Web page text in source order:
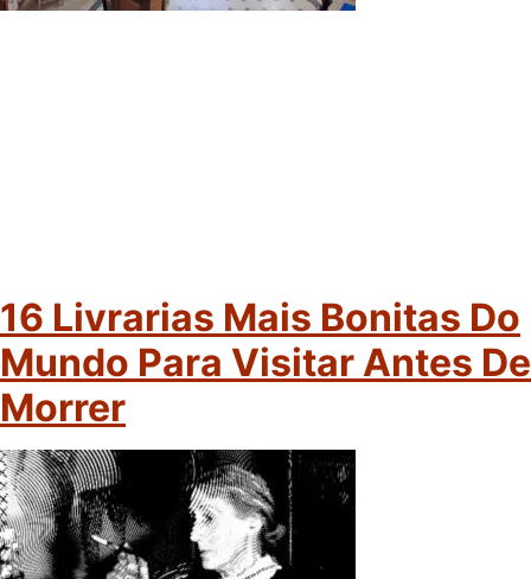
16 Livrarias Mais Bonitas Do
Mundo Para Visitar Antes De
Morrer